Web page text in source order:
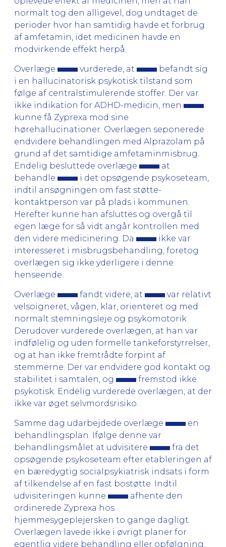
normalt tog den alligevel, dog undtaget de
perioder hvor han samtidig havde et forbrug
af amfetamin, idet medicinen havde en
modvirkende effekt herpå.
Overlæge vurderede, at
befandt sig
i en hallucinatorisk psykotisk tilstand som
følge af centralstimulerende stoffer. Der var
ikke indikation for ADHD-medicin, men
kunne få Zyprexa mod sine
hørehallucinationer. Overlægen seponerede
endvidere behandlingen med Alprazolam på
grund af det samtidige amfetaminmisbrug.
Endelig besluttede overlæge
at
behandle
i det opsøgende psykoseteam,
indtil ansøgningen om fast støtte-
kontaktperson var på plads i kommunen.
Herefter kunne han afsluttes og overgå til
egen læge for så vidt angår kontrollen med
den videre medicinering. Da
ikke var
interesseret i misbrugsbehandling, foretog
overlægen sig ikke yderligere i denne
henseende.
Overlæge fandt videre, at
var relativt
velsoigneret, vågen, klar, orienteret og med
normalt stemningsleje og psykomotorik.
Derudover vurderede overlægen, at han var
indfølelig og uden formelle tankeforstyrrelser,
og at han ikke fremtrådte forpint af
stemmerne. Der var endvidere god kontakt og
stabilitet i samtalen, og
fremstod ikke
psykotisk. Endelig vurderede overlægen, at der
ikke var øget selvmordsrisiko.
Samme dag udarbejdede overlæge
en
behandlingsplan. Ifølge denne var
behandlingsmålet at udvisitere
fra det
opsøgende psykoseteam efter etableringen af
en bæredygtig socialpsykiatrisk indsats i form
af tilkendelse af en fast bostøtte. Indtil
udvisiteringen kunne
afhente den
ordinerede Zyprexa hos
hjemmesygeplejersken to gange dagligt.
Overlægen lavede ikke i øvrigt planer for
egentlig videre behandling eller opfølgning.